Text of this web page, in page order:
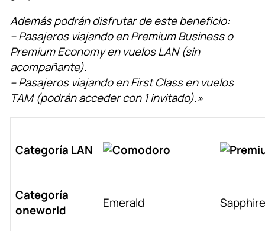
Además podrán disfrutar de este beneficio:
– Pasajeros viajando en Premium Business o
Premium Economy en vuelos LAN (sin
acompañante).
– Pasajeros viajando en First Class en vuelos
TAM (podrán acceder con 1 invitado).»
Categoría LAN
Categoría
oneworld Emerald Sapphire